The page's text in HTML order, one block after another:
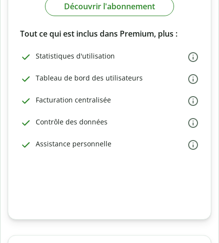
Découvrir l'abonnement
Tout ce qui est inclus dans Premium, plus :
Statistiques d'utilisation
Tableau de bord des utilisateurs
Facturation centralisée
Contrôle des données
Assistance personnelle